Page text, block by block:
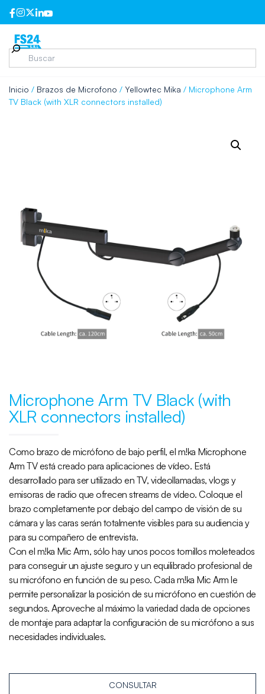
Inicio / Brazos de Microfono / Yellowtec Mika / Microphone Arm
TV Black (with XLR connectors installed)
Microphone Arm TV Black (with
XLR connectors installed)
Como brazo de micrófono de bajo perfil, el m!ka Microphone
Arm TV está creado para aplicaciones de vídeo. Está
desarrollado para ser utilizado en TV, videollamadas, vlogs y
emisoras de radio que ofrecen streams de vídeo. Coloque el
brazo completamente por debajo del campo de visión de su
cámara y las caras serán totalmente visibles para su audiencia y
para su compañero de entrevista.
Con el m!ka Mic Arm, sólo hay unos pocos tornillos moleteados
para conseguir un ajuste seguro y un equilibrado profesional de
su micrófono en función de su peso. Cada m!ka Mic Arm le
permite personalizar la posición de su micrófono en cuestión de
segundos. Aproveche al máximo la variedad dada de opciones
de montaje para adaptar la configuración de su micrófono a sus
necesidades individuales.
CONSULTAR